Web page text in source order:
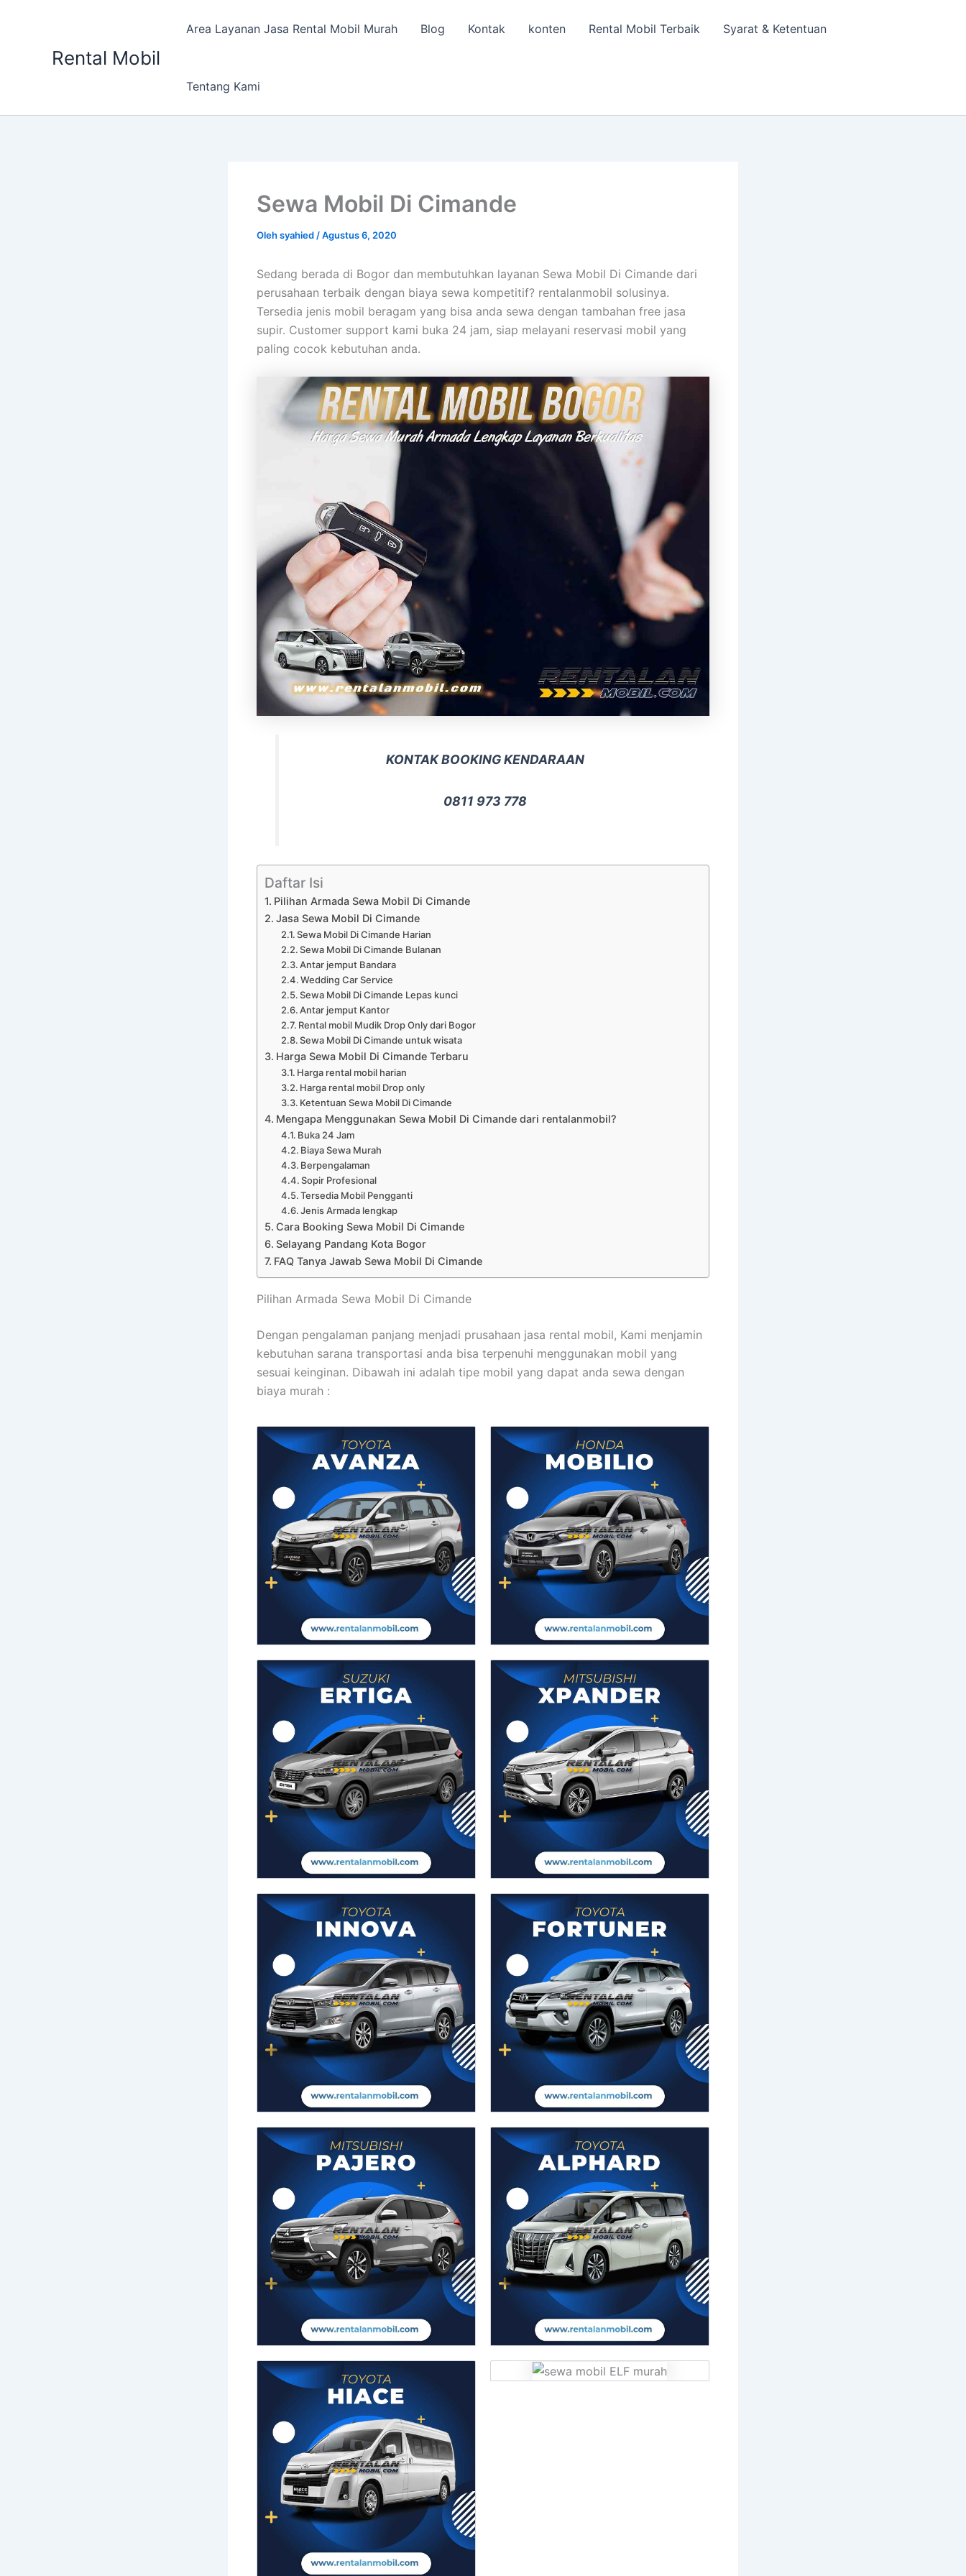
Rental Mobil
Area Layanan Jasa Rental Mobil Murah Blog Kontak konten Rental Mobil Terbaik Syarat & Ketentuan
Tentang Kami
Sewa Mobil Di Cimande
Olehsyahied /Agustus 6, 2020
Sedang berada di Bogor dan membutuhkan layanan Sewa Mobil Di Cimande dari
perusahaan terbaik dengan biaya sewa kompetitif? rentalanmobil solusinya.
Tersedia jenis mobil beragam yang bisa anda sewa dengan tambahan free jasa
supir. Customer support kami buka 24 jam, siap melayani reservasi mobil yang
paling cocok kebutuhan anda.
KONTAK BOOKING KENDARAAN
0811 973 778
Daftar Isi
Pilihan Armada Sewa Mobil Di Cimande
Jasa Sewa Mobil Di Cimande
Sewa Mobil Di Cimande Harian
Sewa Mobil Di Cimande Bulanan
Antar jemput Bandara
Wedding Car Service
Sewa Mobil Di Cimande Lepas kunci
Antar jemput Kantor
Rental mobil Mudik Drop Only dari Bogor
Sewa Mobil Di Cimande untuk wisata
Harga Sewa Mobil Di Cimande Terbaru
Harga rental mobil harian
Harga rental mobil Drop only
Ketentuan Sewa Mobil Di Cimande
Mengapa Menggunakan Sewa Mobil Di Cimande dari rentalanmobil?
Buka 24 Jam
Biaya Sewa Murah
Berpengalaman
Sopir Profesional
Tersedia Mobil Pengganti
Jenis Armada lengkap
Cara Booking Sewa Mobil Di Cimande
Selayang Pandang Kota Bogor
FAQ Tanya Jawab Sewa Mobil Di Cimande
Pilihan Armada Sewa Mobil Di Cimande
Dengan pengalaman panjang menjadi prusahaan jasa rental mobil, Kami menjamin
kebutuhan sarana transportasi anda bisa terpenuhi menggunakan mobil yang
sesuai keinginan. Dibawah ini adalah tipe mobil yang dapat anda sewa dengan
biaya murah :